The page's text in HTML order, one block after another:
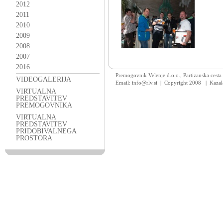
2012
2011
2010
2009
2008
2007
2016
VIDEOGALERIJA
VIRTUALNA
PREDSTAVITEV
PREMOGOVNIKA
VIRTUALNA
PREDSTAVITEV
PRIDOBIVALNEGA
PROSTORA
Premogovnik Velenje d.o.o., Partizanska
Email: info@rlv.si | Copyright 2008
|